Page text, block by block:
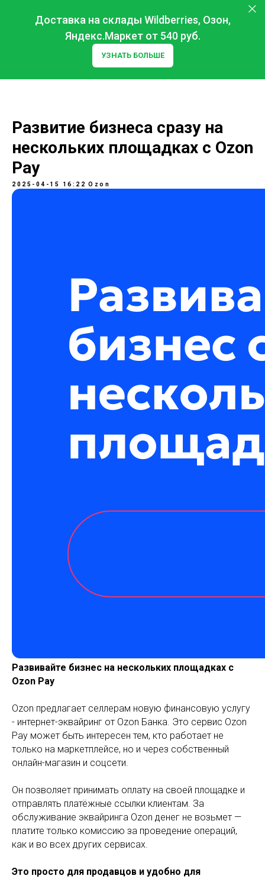
Доставка на склады Wildberries, Озон,
Яндекс.Маркет от 540 руб.
УЗНАТЬ БОЛЬШЕ
Развитие бизнеса сразу на
нескольких площадках с Ozon
Pay
2025-04-15 16:22 Ozon
Развивайте бизнес на нескольких площадках с
Ozon Pay
Ozon предлагает селлерам новую финансовую услугу
- интернет-эквайринг от Ozon Банка. Это сервис Ozon
Pay может быть интересен тем, кто работает не
только на маркетплейсе, но и через собственный
онлайн-магазин и соцсети.
Он позволяет принимать оплату на своей площадке и
отправлять платёжные ссылки клиентам. За
обслуживание эквайринга Ozon денег не возьмет —
платите только комиссию за проведение операций,
как и во всех других сервисах.
Это просто для продавцов и удобно для